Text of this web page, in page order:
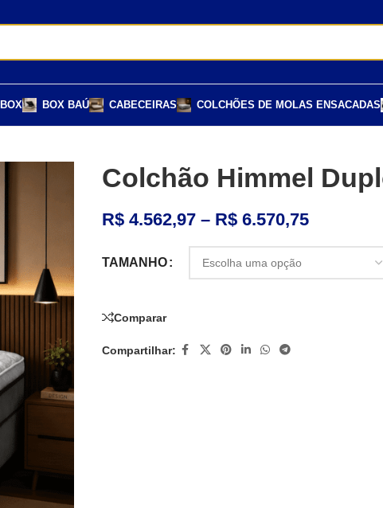
BOX BAÚ CABECEIRAS COLCHÕES DE MOLAS ENSACADAS
Colchão Himmel
R$4.562,97 – R$6.570,75
TAMANHO
Comparar
Compartilhar: